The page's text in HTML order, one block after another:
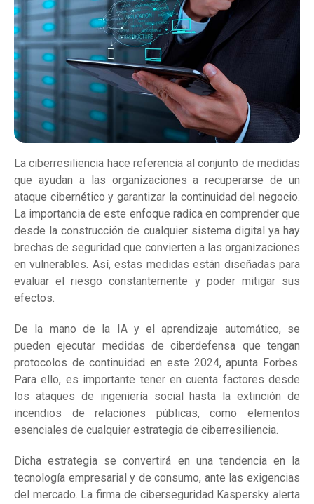
La ciberresiliencia hace referencia al conjunto de medidas
que ayudan a las organizaciones a recuperarse de un
ataque cibernético y garantizar la continuidad del negocio.
La importancia de este enfoque radica en comprender que
desde la construcción de cualquier sistema digital ya hay
brechas de seguridad que convierten a las organizaciones
en vulnerables. Así, estas medidas están diseñadas para
evaluar el riesgo constantemente y poder mitigar sus
efectos.
De la mano de la IA y el aprendizaje automático, se
pueden ejecutar medidas de ciberdefensa que tengan
protocolos de continuidad en este 2024, apunta Forbes.
Para ello, es importante tener en cuenta factores desde
los ataques de ingeniería social hasta la extinción de
incendios de relaciones públicas, como elementos
esenciales de cualquier estrategia de ciberresiliencia.
Dicha estrategia se convertirá en una tendencia en la
tecnología empresarial y de consumo, ante las exigencias
del mercado. La firma de ciberseguridad Kaspersky alerta